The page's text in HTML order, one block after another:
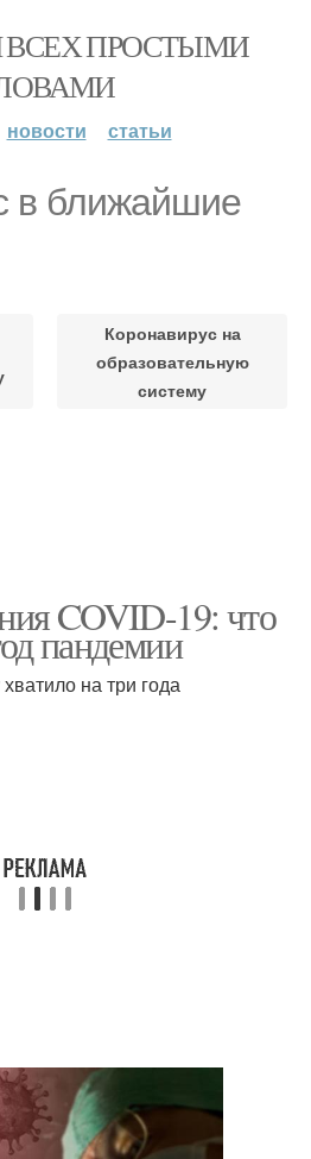
ВСЕХ ПРОСТЫМИ
новости статьи
в ближайшие
Коронавирус на
образовательную
систему
COVID-19: что
пандемии
на три года